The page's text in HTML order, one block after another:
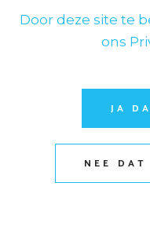
Door deze site te
ons
JA
NEE
Kies het